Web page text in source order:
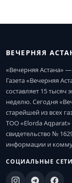
ВЕЧЕРНЯЯ
«Вечерняя Астана»
Газета «Вечерняя
составляет 15 тысяч
неделю. Сегодня
старейшей из всех
ТОО «Elorda Aqparat»
свидетельство №
информации и
СОЦИАЛЬНЫЕ СЕТИ